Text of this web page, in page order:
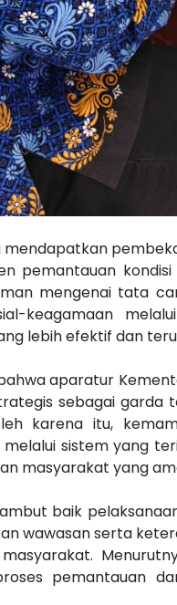
pemantauan
mengenai tata
keagamaan
lebih efektif dan
aparatur
sebagai
karena itu,
sistem yang
masyarakat yang
baik
wawasan serta
pemantauan